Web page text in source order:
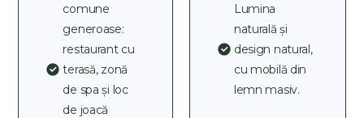
comune
generoase:
restaurant cu
terasă, zonă
de spa și loc
de joacă
Lumina
naturală și
design natural,
cu mobilă din
lemn masiv.